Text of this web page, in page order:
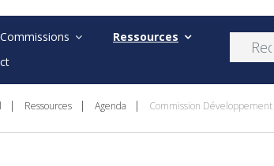
Commissions
Ressources
Ressources Agenda Commission